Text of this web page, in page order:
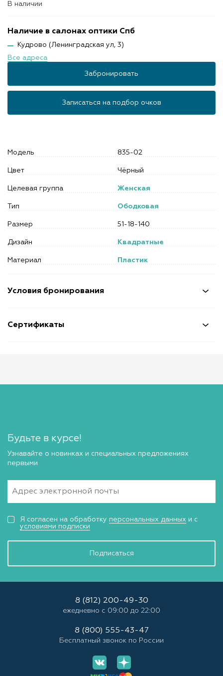
Условия бронирования
Сертификаты
В наличии
Наличие в салонах оптики Спб
Кудрово (Ленинградская ул, 3)
Все адреса
Забронировать
Записаться на подбор очков
Модель 835-02
Цвет Чёрный
Целевая группа Женская
Тип Ободковая
Размер 51-18-140
Дизайн Квадратные
Материал Пластик
Будьте в курсе!
Узнавайте о новинках и специальных предложениях
первыми
Подписаться
Я согласен на обработку персональных данных и с
условиями подписки
8 (812) 200-49-30
ежедневно с 09:00 до 22:00
8 (800) 555-43-47
Бесплатный звонок по России